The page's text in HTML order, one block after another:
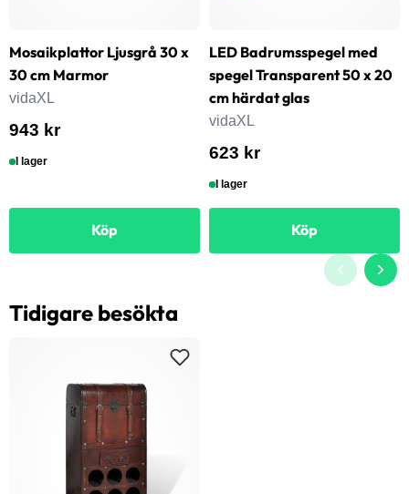
Mosaikplattor Ljusgrå 30 x
30 cm Marmor
vidaXL
943 kr
I lager
Köp
LED Badrumsspegel med
spegel Transparent 50 x 20
cm härdat glas
vidaXL
623 kr
I lager
Köp
Tidigare besökta